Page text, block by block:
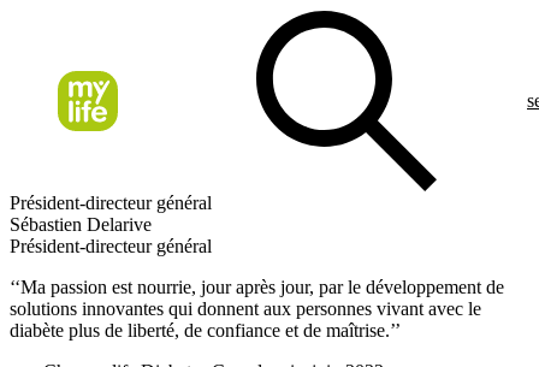
Président-directeur général
Sébastien Delarive
Président-directeur général
‘‘Ma passion est nourrie, jour après jour, par le développement de
solutions innovantes qui donnent aux personnes vivant avec le
diabète plus de liberté, de confiance et de maîtrise.’’